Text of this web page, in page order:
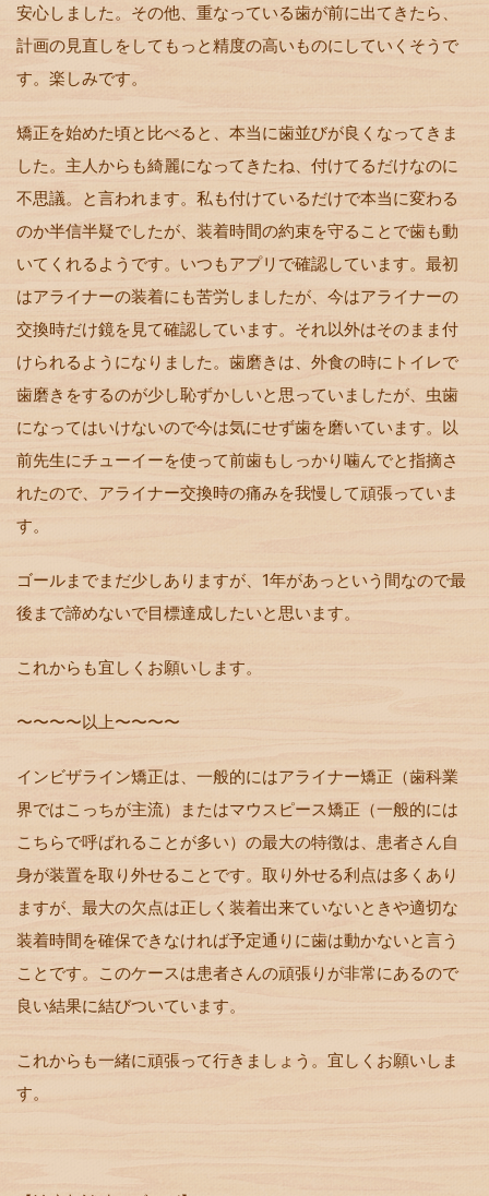
安心しました。その他、重なっている歯が前に出てきたら、
計画の見直しをしてもっと精度の高いものにしていくそうで
す。楽しみです。
矯正を始めた頃と比べると、本当に歯並びが良くなってきま
した。主人からも綺麗になってきたね、付けてるだけなのに
不思議。と言われます。私も付けているだけで本当に変わる
のか半信半疑でしたが、装着時間の約束を守ることで歯も動
いてくれるようです。いつもアプリで確認しています。最初
はアライナーの装着にも苦労しましたが、今はアライナーの
交換時だけ鏡を見て確認しています。それ以外はそのまま付
けられるようになりました。歯磨きは、外食の時にトイレで
歯磨きをするのが少し恥ずかしいと思っていましたが、虫歯
になってはいけないので今は気にせず歯を磨いています。以
前先生にチューイーを使って前歯もしっかり噛んでと指摘さ
れたので、アライナー交換時の痛みを我慢して頑張っていま
す。
ゴールまでまだ少しありますが、 1年があっという間なので最
後まで諦めないで目標達成したいと思います。
これからも宜しくお願いします。
〜〜〜〜以上〜〜〜〜
インビザライン矯正は、一般的にはアライナー矯正（歯科業
界ではこっちが主流）またはマウスピース矯正（一般的には
こちらで呼ばれることが多い）の最大の特徴は、患者さん自
身が装置を取り外せることです。取り外せる利点は多くあり
ますが、最大の欠点は正しく装着出来ていないときや適切な
装着時間を確保できなければ予定通りに歯は動かないと言う
ことです。このケースは患者さんの頑張りが非常にあるので
良い結果に結びついています。
これからも一緒に頑張って行きましょう。宜しくお願いしま
す。